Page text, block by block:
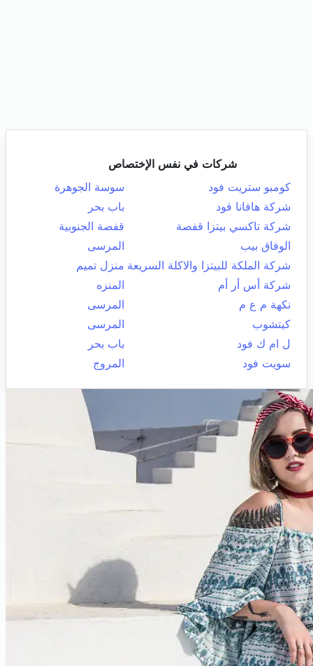
شركات في نفس الإختصاص
كومبو ستريت فود
سوسة الجوهرة
شركة هافانا فود
باب بحر
شركة تاكسي بيتزا قفصة
قفصة الجنوبية
الوفاق بيب
المرسى
شركة الملكة للبيتزا والاكلة السريعة منزل تميم
شركة أس أر أم
المنزه
نكهة م ع م
المرسى
كيتشوب
المرسى
ل ام ك فود
باب بحر
سويت فود
المروج